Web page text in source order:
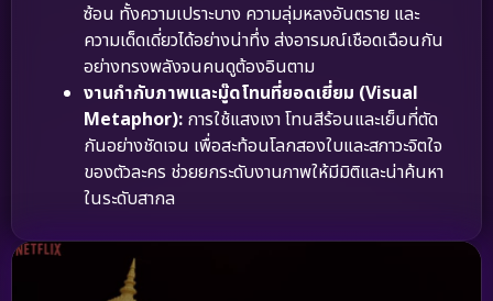
ซ้อน ทั้งความเปราะบาง ความลุ่มหลงอันตราย และ
ความเด็ดเดี่ยวได้อย่างน่าทึ่ง ส่งอารมณ์เชือดเฉือนกัน
อย่างทรงพลังจนคนดูต้องอินตาม
งานกำกับภาพและมู๊ดโทนที่ยอดเยี่ยม (Visual
Metaphor): การใช้แสงเงา โทนสีร้อนและเย็นที่ตัด
กันอย่างชัดเจน เพื่อสะท้อนโลกสองใบและสภาวะจิตใจ
ของตัวละคร ช่วยยกระดับงานภาพให้มีมิติและน่าค้นหา
ในระดับสากล